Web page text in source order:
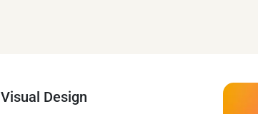
Visual Design